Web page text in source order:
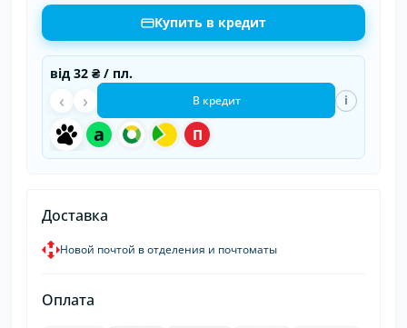
Купить в кредит
від 32 ₴ / пл.
‹
a
П
› В кредит i
Доставка
Новой почтой в отделения и почтоматы
Оплата